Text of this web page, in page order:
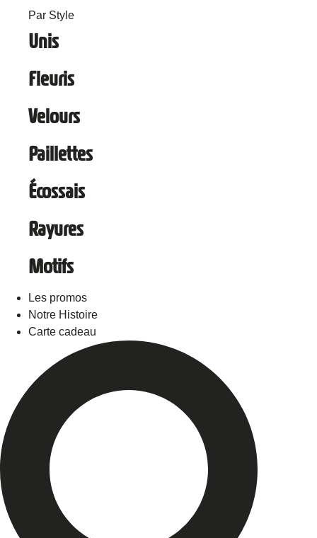
Par Style
Unis
Fleuris
Velours
Paillettes
Écossais
Rayures
Motifs
Les promos
Notre Histoire
Carte cadeau